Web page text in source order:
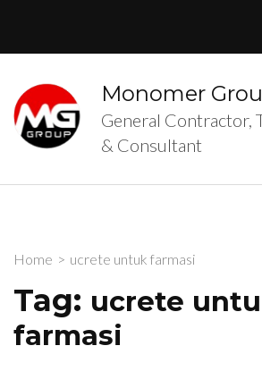
(Press
Enter)
Monomer
General Contractor,
& Consultant
Home > ucrete untuk farmasi
Tag: ucrete
farmasi